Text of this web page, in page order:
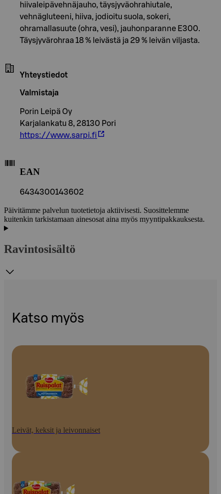
hiivaleipävehnäjauho, täysjyväohrahiutale,
vehnägluteeni, hiiva, jodioitu suola, sokeri,
ohramallasuute (ohra, vesi), jauhonparanne E300.
Täysjyvärohraa 18 % leivästä ja 29 % leivän viljasta.
Yhteystiedot
Valmistaja
Porin Leipä Oy
Karjalankatu 8, 28130 Pori
https://www.sarpi.fi
EAN
6434300143602
Päivitämme palvelun tuotetietoja aktiivisesti. Suosittelemme
kuitenkin tarkistamaan ainesosat aina myös myyntipakkauksesta.
Ravintosisältö
Katso myös
Leivät, keksit ja leivonnaiset